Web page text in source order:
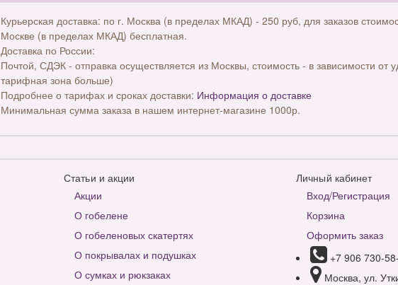
Курьерская доставка: по г. Москва (в пределах МКАД) - 250 руб, для заказов
Москве (в пределах МКАД) бесплатная.
Доставка по России:
Почтой, СДЭК - отправка осуществляется из Москвы, стоимость - в зависимости от
тарифная зона больше)
Подробнее о тарифах и сроках доставки: Информация о доставке
Минимальная сумма заказа в нашем интернет-магазине 1000р.
Статьи и акции
Акции
О гобелене
О гобеленовых скатертях
О покрывалах и подушках
О сумках и рюкзаках
Личный кабинет
Вход/Регистрация
Корзина
Оформить заказ
+7 906 730-
Москва, ул.